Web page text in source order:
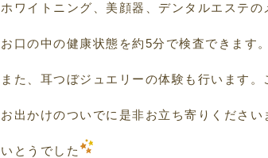
ホワイトニング、美顔器、デンタルエステ
お口の中の健康状態を約5分で検査できます
また、耳つぼジュエリーの体験も行います
お出かけのついでに是非お立ち寄りください
いとうでした